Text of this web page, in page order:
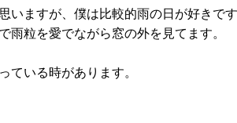
いますが、僕は比較的雨の日が好きで
雨粒を愛でながら窓の外を見てます。
ている時があります。